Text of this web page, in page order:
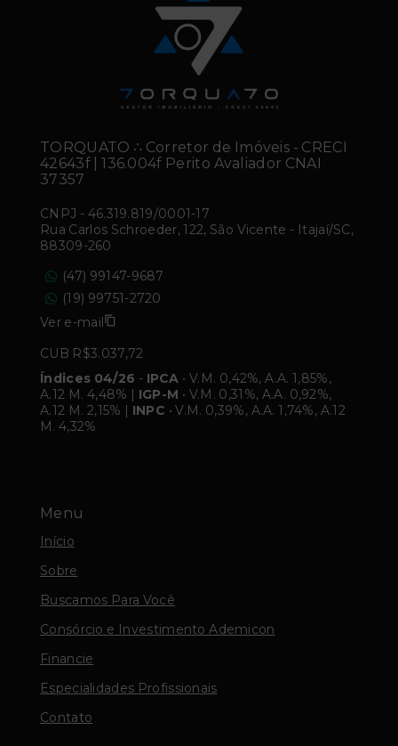
Menu
Início
Sobre
Buscamos Para Você
Consórcio e Investimento Ademicon
Financie
Especialidades Profissionais
Contato
TORQUATO ∴ Corretor de Imóveis - CRECI
42643f | 136.004f Perito Avaliador CNAI
37357
CNPJ - 46.319.819/0001-17
Rua Carlos Schroeder, 122, São Vicente - Itajaí/SC,
88309-260
(47) 99147-9687
(19) 99751-2720
Ver e-mail
CUB R$3.037,72
Índices 04/26 - IPCA • V.M. 0,42%, A.A. 1,85%,
A.12 M. 4,48% | IGP-M • V.M. 0,31%, A.A. 0,92%,
A.12 M. 2,15% | INPC • V.M. 0,39%, A.A. 1,74%, A.12
M. 4,32%